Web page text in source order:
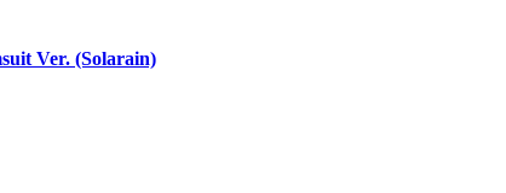
Ver. (Solarain)